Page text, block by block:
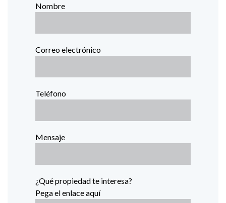
Nombre
Correo electrónico
Teléfono
Mensaje
¿Qué propiedad te interesa?
Pega el enlace aquí